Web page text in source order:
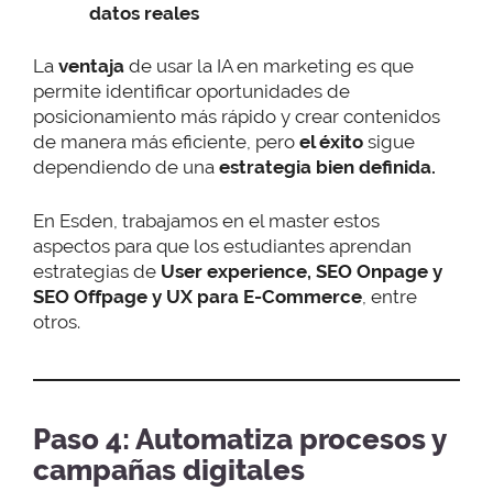
datos reales
La ventaja de usar la IA en marketing es que
permite identificar oportunidades de
posicionamiento más rápido y crear contenidos
de manera más eficiente, pero el éxito sigue
dependiendo de una estrategia bien definida.
En Esden, trabajamos en el master estos
aspectos para que los estudiantes aprendan
estrategias de User experience, SEO Onpage y
SEO Offpage y UX para E-Commerce , entre
otros.
Paso 4: Automatiza procesos y
campañas digitales